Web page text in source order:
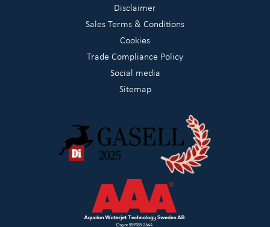
Disclaimer
Sales Terms & Conditions
Cookies
Trade Compliance Policy
Social media
Sitemap